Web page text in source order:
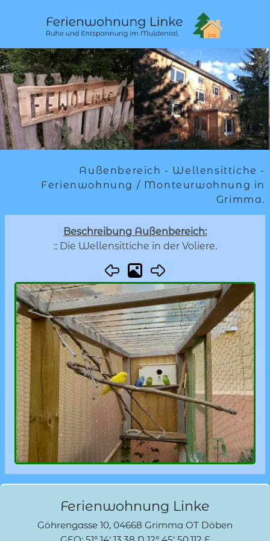
Außenbereich - Wellensittiche -
Ferienwohnung / Monteurwohnung in
Grimma.
Beschreibung Außenbereich:
:: Die Wellensittiche in der Voliere.
Ferienwohnung Linke
Göhrengasse 10, 04668 Grimma OT Döben